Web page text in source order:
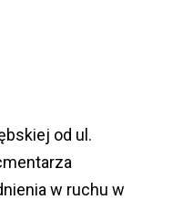
od ul.
w ruchu w